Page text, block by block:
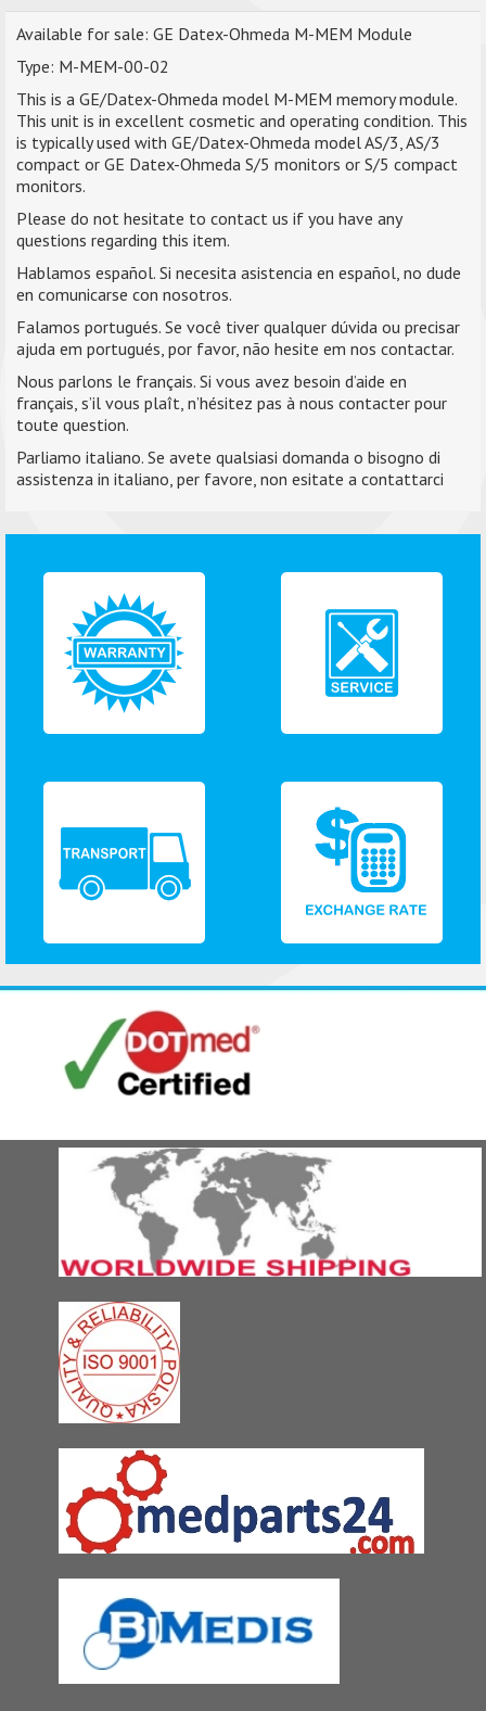
Available for sale: GE Datex-Ohmeda M-MEM Module
Type: M-MEM-00-02
This is a GE/Datex-Ohmeda model M-MEM memory module.
This unit is in excellent cosmetic and operating condition. This
is typically used with GE/Datex-Ohmeda model AS/3, AS/3
compact or GE Datex-Ohmeda S/5 monitors or S/5 compact
monitors.
Please do not hesitate to contact us if you have any
questions regarding this item.
Hablamos español. Si necesita asistencia en español, no dude
en comunicarse con nosotros.
Falamos portugués. Se você tiver qualquer dúvida ou precisar
ajuda em portugués, por favor, não hesite em nos contactar.
Nous parlons le français. Si vous avez besoin d’aide en
français, s’il vous plaît, n’hésitez pas à nous contacter pour
toute question.
Parliamo italiano. Se avete qualsiasi domanda o bisogno di
assistenza in italiano, per favore, non esitate a contattarci